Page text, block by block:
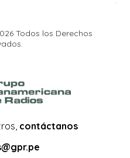
Todos los Derechos
contáctanos